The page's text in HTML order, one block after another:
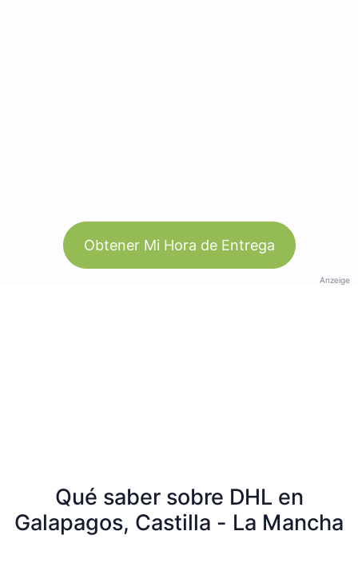
Obtener Mi Hora de Entrega
Anzeige
Qué saber sobre DHL en
Galapagos, Castilla - La Mancha